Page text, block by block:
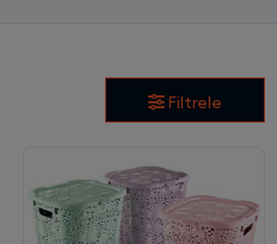
Filtrele